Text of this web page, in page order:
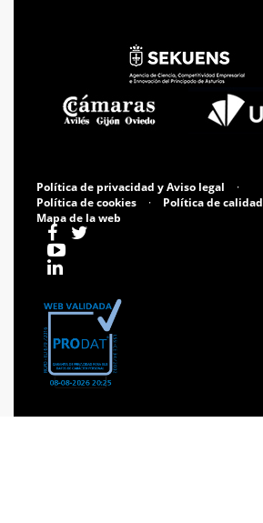
Política de privacidad y Aviso legal
·
Política de cookies
· Política de calidad
Mapa de la web